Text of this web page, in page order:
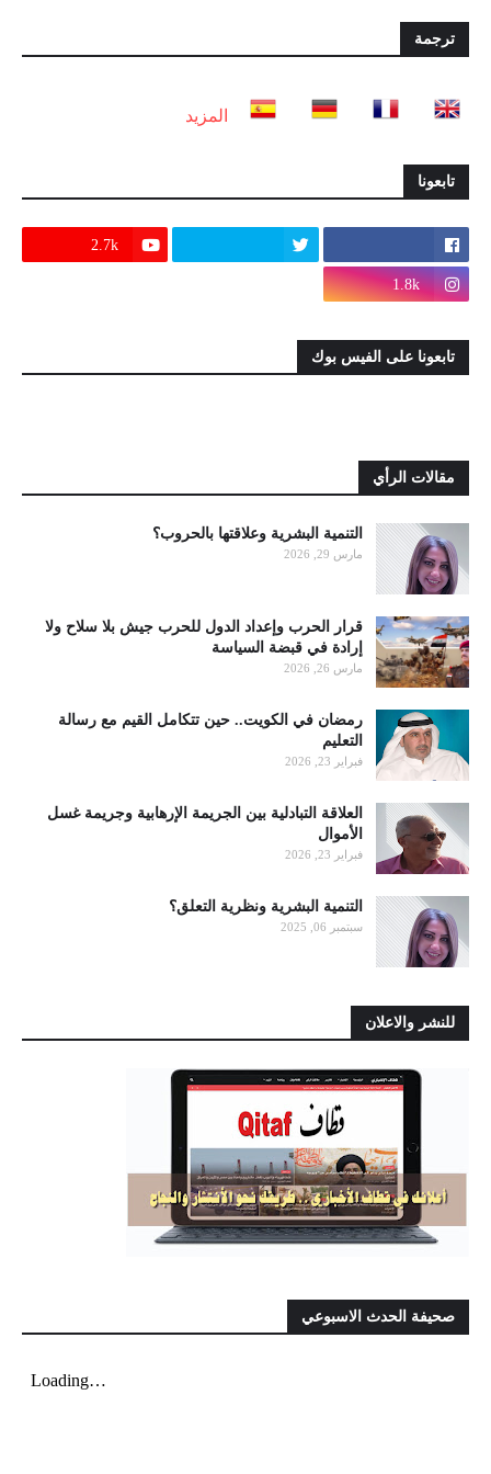
ترجمة
المزيد
تابعونا
2.7k
1.8k
تابعونا على الفيس بوك
مقالات الرأي
التنمية البشرية وعلاقتها بالحروب؟
مارس 29, 2026
قرار الحرب وإعداد الدول للحرب جيش بلا سلاح ولا
إرادة في قبضة السياسة
مارس 26, 2026
رمضان في الكويت.. حين تتكامل القيم مع رسالة
التعليم
فبراير 23, 2026
العلاقة التبادلية بين الجريمة الإرهابية وجريمة غسل
الأموال
فبراير 23, 2026
التنمية البشرية ونظرية التعلق؟
سبتمبر 06, 2025
للنشر والاعلان
صحيفة الحدث الاسبوعي